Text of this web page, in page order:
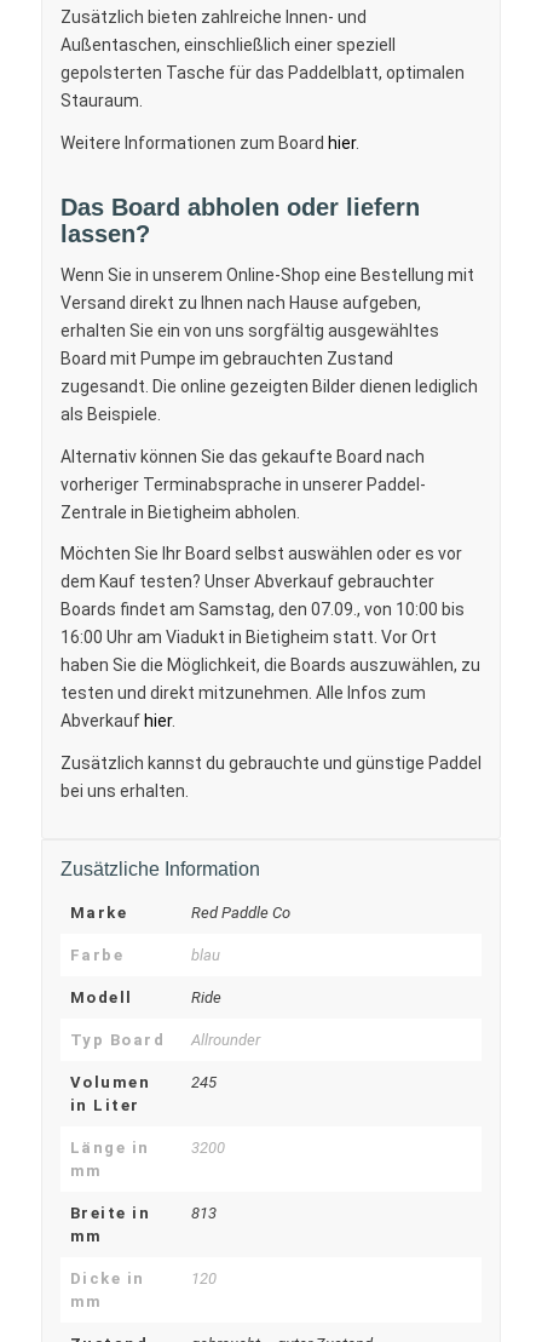
Zusätzlich bieten zahlreiche Innen- und
Außentaschen, einschließlich einer speziell
gepolsterten Tasche für das Paddelblatt, optimalen
Stauraum.
Weitere Informationen zum Board hier.
Das Board abholen oder liefern
lassen?
Wenn Sie in unserem Online-Shop eine Bestellung mit
Versand direkt zu Ihnen nach Hause aufgeben,
erhalten Sie ein von uns sorgfältig ausgewähltes
Board mit Pumpe im gebrauchten Zustand
zugesandt. Die online gezeigten Bilder dienen lediglich
als Beispiele.
Alternativ können Sie das gekaufte Board nach
vorheriger Terminabsprache in unserer Paddel-
Zentrale in Bietigheim abholen.
Möchten Sie Ihr Board selbst auswählen oder es vor
dem Kauf testen? Unser Abverkauf gebrauchter
Boards findet am Samstag, den 07.09., von 10:00 bis
16:00 Uhr am Viadukt in Bietigheim statt. Vor Ort
haben Sie die Möglichkeit, die Boards auszuwählen, zu
testen und direkt mitzunehmen. Alle Infos zum
Abverkauf hier.
Zusätzlich kannst du gebrauchte und günstige Paddel
bei uns erhalten.
Zusätzliche Information
Marke Red Paddle Co
Farbe blau
Modell Ride
Typ Board Allrounder
Volumen
in Liter
245
Länge in
mm
3200
Breite in
mm
813
Dicke in
mm
120